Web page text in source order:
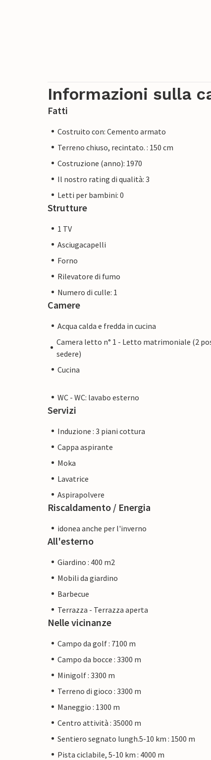
Informazioni sulla
Fatti
Costruito con: Cemento armato
Terreno chiuso, recintato. : 150 cm
Costruzione (anno): 1970
Il nostro rating di qualità: 3
Letti per bambini: 0
Strutture
1 TV
Asciugacapelli
Forno
Rilevatore di fumo
Numero di culle: 1
Camere
Acqua calda e fredda in cucina
Camera letto n° 1 - Letto matrimoniale (2
sedere)
Cucina
WC - WC: lavabo esterno
Servizi
Induzione : 3 piani cottura
Cappa aspirante
Moka
Lavatrice
Aspirapolvere
Riscaldamento / Energia
idonea anche per l'inverno
All'esterno
Giardino : 400 m2
Mobili da giardino
Barbecue
Terrazza - Terrazza aperta
Nelle vicinanze
Campo da golf : 7100 m
Campo da bocce : 3300 m
Minigolf : 3300 m
Terreno di gioco : 3300 m
Maneggio : 1300 m
Centro attività : 35000 m
Sentiero segnato lungh.5-10 km : 1500 m
Pista ciclabile, 5-10 km : 4000 m